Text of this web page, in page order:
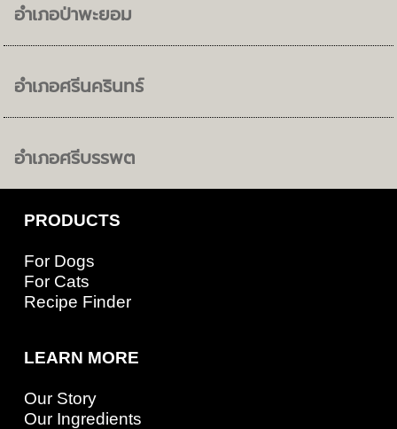
อำเภอป่าพะยอม
อำเภอศรีนครินทร์
อำเภอศรีบรรพต
PRODUCTS
For Dogs
For Cats
Recipe Finder
LEARN MORE
Our Story
Our Ingredients